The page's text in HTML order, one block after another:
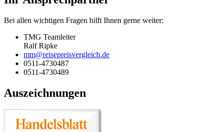
Bei allen wichtigen Fragen hilft Ihnen gerne weiter:
TMG Teamleiter
Ralf Ripke
mm@reisepreisvergleich.de
0511-4730487
0511-4730489
Auszeichnungen